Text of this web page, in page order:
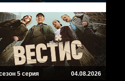
5 серия 04.08.2026